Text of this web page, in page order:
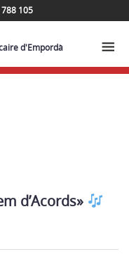
105
d'Empordà
d’Acords»